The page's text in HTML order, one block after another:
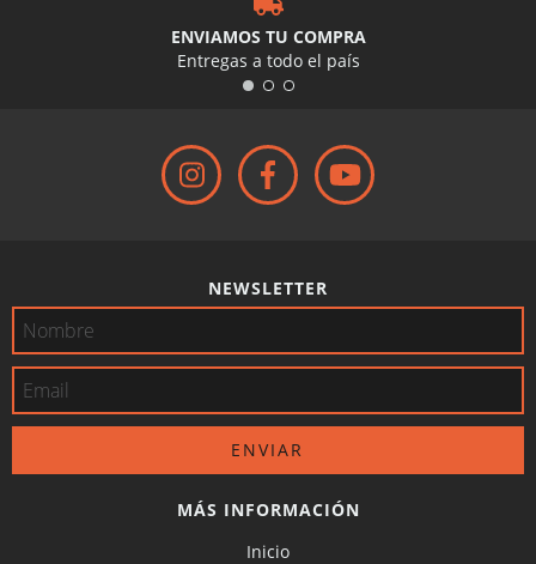
ENVIAMOS TU COMPRA
Entregas a todo el país
NEWSLETTER
MÁS INFORMACIÓN
Inicio